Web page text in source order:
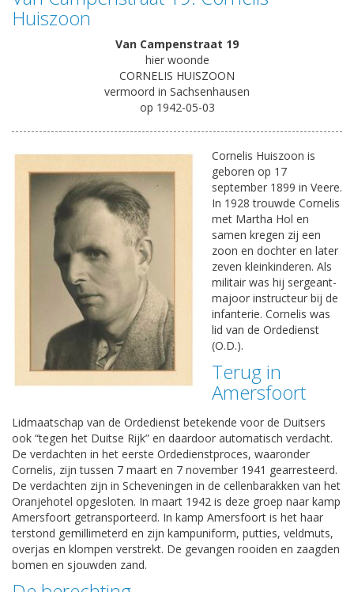
Huiszoon
Van Campenstraat 19
hier woonde
CORNELIS HUISZOON
vermoord in Sachsenhausen
op 1942-05-03
Cornelis Huiszoon is
geboren op 17
september 1899 in Veere.
In 1928 trouwde Cornelis
met Martha Hol en
samen kregen zij een
zoon en dochter en later
zeven kleinkinderen. Als
militair was hij sergeant-
majoor instructeur bij de
infanterie. Cornelis was
lid van de Ordedienst
(O.D.).
Terug in
Amersfoort
Lidmaatschap van de Ordedienst betekende voor de Duitsers
ook “tegen het Duitse Rijk” en daardoor automatisch verdacht.
De verdachten in het eerste Ordedienstproces, waaronder
Cornelis, zijn tussen 7 maart en 7 november 1941 gearresteerd.
De verdachten zijn in Scheveningen in de cellenbarakken van het
Oranjehotel opgesloten. In maart 1942 is deze groep naar kamp
Amersfoort getransporteerd. In kamp Amersfoort is het haar
terstond gemillimeterd en zijn kampuniform, putties, veldmuts,
overjas en klompen verstrekt. De gevangen rooiden en zaagden
bomen en sjouwden zand.